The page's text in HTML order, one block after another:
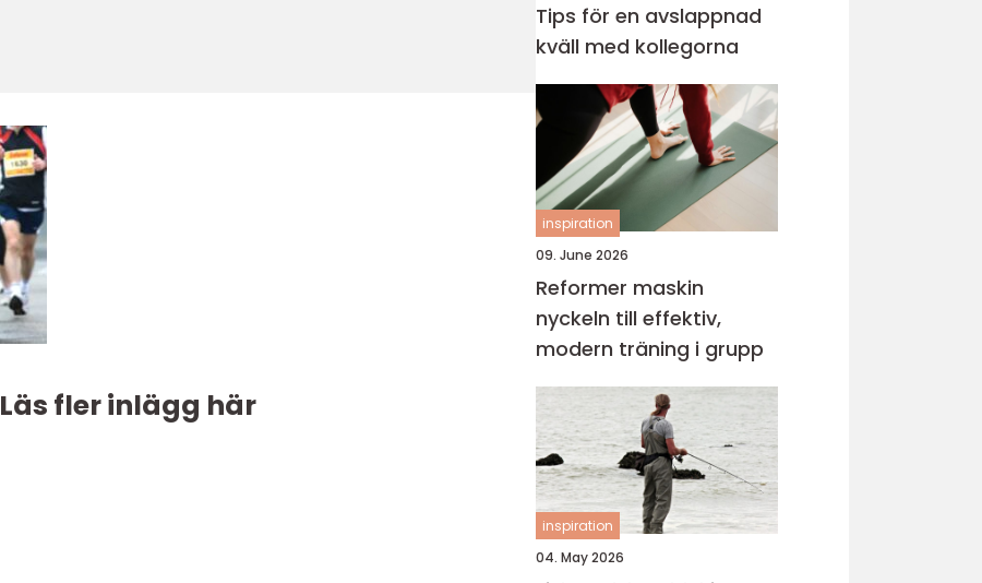
Läs fler inlägg här
Tips för en avslappnad
kväll med kollegorna
inspiration
09. June 2026
Reformer maskin
nyckeln till effektiv,
modern träning i grupp
inspiration
04. May 2026